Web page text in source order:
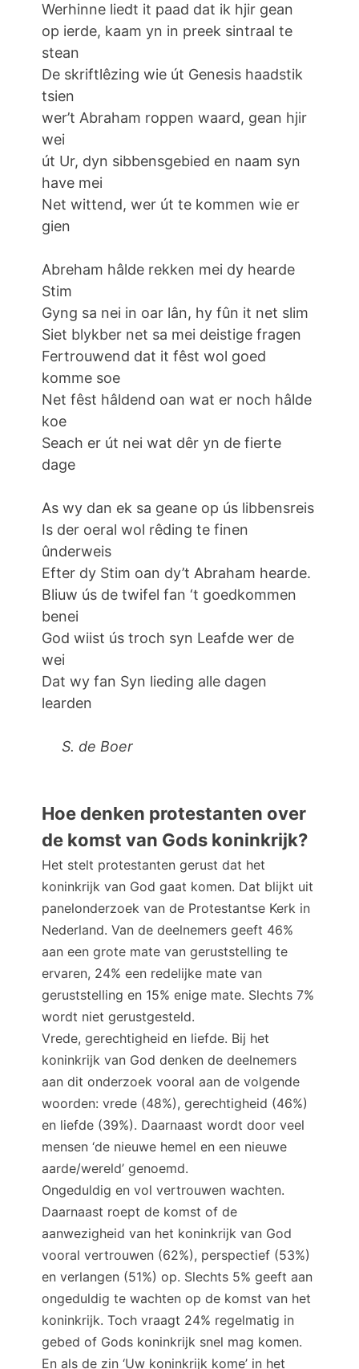
Werhinne liedt it paad dat ik hjir gean
op ierde, kaam yn in preek sintraal te
stean
De skriftlêzing wie út Genesis haadstik
tsien
wer’t Abraham roppen waard, gean hjir
wei
út Ur, dyn sibbensgebied en naam syn
have mei
Net wittend, wer út te kommen wie er
gien
Abreham hâlde rekken mei dy hearde
Stim
Gyng sa nei in oar lân, hy fûn it net slim
Siet blykber net sa mei deistige fragen
Fertrouwend dat it fêst wol goed
komme soe
Net fêst hâldend oan wat er noch hâlde
koe
Seach er út nei wat dêr yn de fierte
dage
As wy dan ek sa geane op ús libbensreis
Is der oeral wol rêding te finen
ûnderweis
Efter dy Stim oan dy’t Abraham hearde.
Bliuw ús de twifel fan ‘t goedkommen
benei
God wiist ús troch syn Leafde wer de
wei
Dat wy fan Syn lieding alle dagen
learden
S. de Boer
Hoe denken protestanten over
de komst van Gods koninkrijk?
Het stelt protestanten gerust dat het
koninkrijk van God gaat komen. Dat blijkt uit
panelonderzoek van de Protestantse Kerk in
Nederland. Van de deelnemers geeft 46%
aan een grote mate van geruststelling te
ervaren, 24% een redelijke mate van
geruststelling en 15% enige mate. Slechts 7%
wordt niet gerustgesteld.
Vrede, gerechtigheid en liefde. Bij het
koninkrijk van God denken de deelnemers
aan dit onderzoek vooral aan de volgende
woorden: vrede (48%), gerechtigheid (46%)
en liefde (39%). Daarnaast wordt door veel
mensen ‘de nieuwe hemel en een nieuwe
aarde/wereld’ genoemd.
Ongeduldig en vol vertrouwen wachten.
Daarnaast roept de komst of de
aanwezigheid van het koninkrijk van God
vooral vertrouwen (62%), perspectief (53%)
en verlangen (51%) op. Slechts 5% geeft aan
ongeduldig te wachten op de komst van het
koninkrijk. Toch vraagt 24% regelmatig in
gebed of Gods koninkrijk snel mag komen.
En als de zin ‘Uw koninkrijk kome’ in het